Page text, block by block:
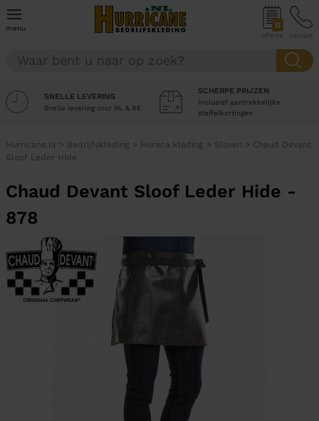
menu 0
offerte contact
SNELLE LEVERING
Snelle levering voor NL & BE
SCHERPE PRIJZEN
Inclusief aantrekkelijke
staffelkortingen
Hurricane.nl > Bedrijfskleding > Horeca kleding > Sloven > Chaud Devant
Sloof Leder Hide
Chaud Devant Sloof Leder Hide -
878